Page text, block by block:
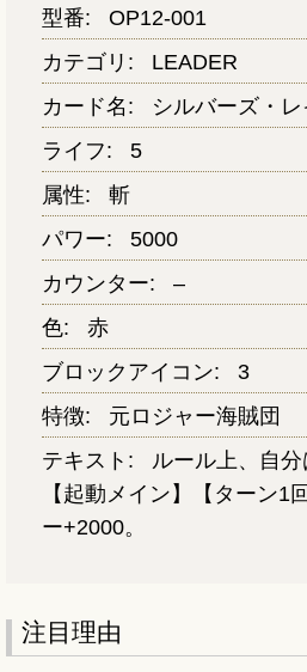
型番:
OP12-001
カテゴリ:
LEADER
カード名:
シルバーズ・
ライフ:
5
属性:
斬
パワー:
5000
カウンター:
–
色:
赤
ブロックアイコン:
3
特徴:
元ロジャー海賊団
テキスト:
ルール上、自
【起動メイン】【ターン
ー+2000。
注目理由